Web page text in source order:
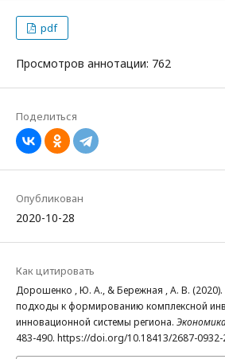
pdf
Просмотров аннотации: 762
Поделиться
Опубликован
2020-10-28
Как цитировать
Дорошенко , Ю. А., & Бережная , А. В. (2020).
подходы к формированию комплексной
инновационной системы региона.
483-490. https://doi.org/10.18413/2687-0932-